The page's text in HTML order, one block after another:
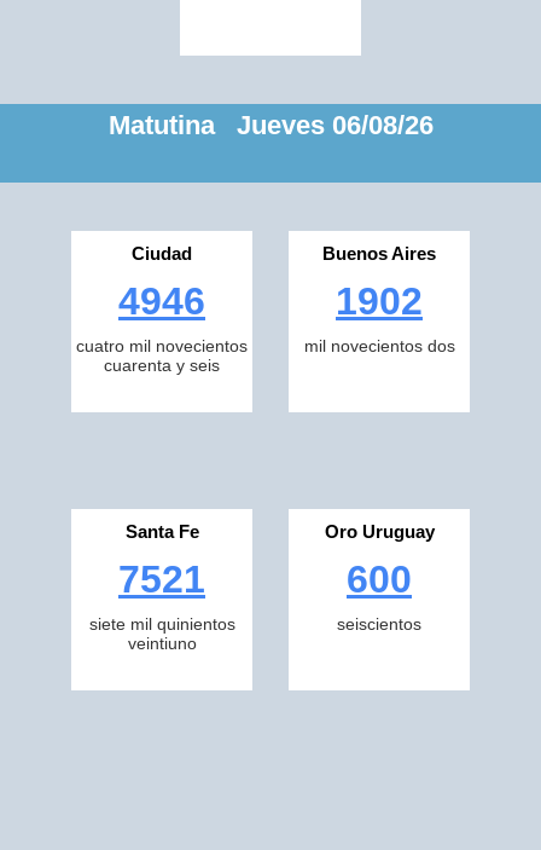
Matutina Jueves 06/08/26
Ciudad
4946
cuatro mil novecientos
cuarenta y seis
Buenos Aires
1902
mil novecientos dos
Santa Fe
7521
siete mil quinientos
veintiuno
Oro Uruguay
600
seiscientos